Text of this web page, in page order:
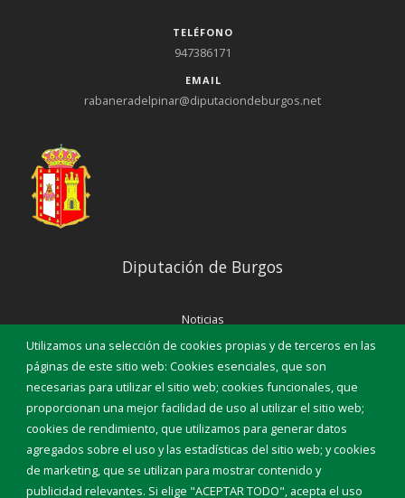
Utilizamos una selección de cookies propias y de terceros en las
páginas de este sitio web: Cookies esenciales, que son
necesarias para utilizar el sitio web; cookies funcionales, que
proporcionan una mejor facilidad de uso al utilizar el sitio web;
cookies de rendimiento, que utilizamos para generar datos
agregados sobre el uso y las estadísticas del sitio web; y cookies
de marketing, que se utilizan para mostrar contenido y
publicidad relevantes. Si elige "ACEPTAR TODO", acepta el uso
TELÉFONO
947386171
EMAIL
rabaneradelpinar@diputaciondeburgos.net
Diputación de Burgos
Noticias
Eventos
Corporación Municipal
Teléfonos de interés
INICIAR SESIÓN
MAPA WEB